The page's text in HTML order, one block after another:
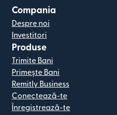
Compania
Despre noi
Investitori
Produse
Trimite Bani
Primește Bani
Remitly Business
Conectează-te
Înregistrează-te